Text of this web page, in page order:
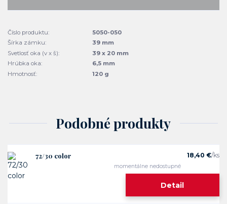
Číslo produktu:
5050-050
Šírka zámku:
39 mm
Svetlosť oka (v x š):
39 x 20 mm
Hrúbka oka:
6,5 mm
Hmotnosť:
120 g
Podobné produkty
72/30 color 18,40 €/ks
momentálne nedostupné
Detail